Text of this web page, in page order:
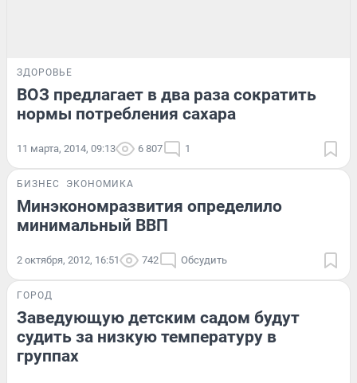
ЗДОРОВЬЕ
ВОЗ предлагает в два раза сократить
нормы потребления сахара
11 марта, 2014, 09:13 6 807 1
БИЗНЕС ЭКОНОМИКА
Минэкономразвития определило
минимальный ВВП
2 октября, 2012, 16:51 742 Обсудить
ГОРОД
Заведующую детским садом будут
судить за низкую температуру в
группах